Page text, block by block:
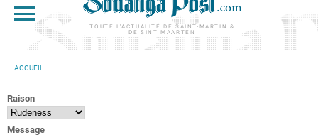
TOUTE L'ACTUALITÉ DE SAINT-MARTIN &
DE SINT MAARTEN
ACCUEIL
Raison
Message